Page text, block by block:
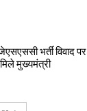
भर्ती विवाद पर
मुख्यमंत्री